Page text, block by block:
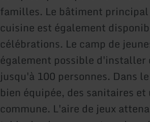
familles. Le bâtiment principal
cuisine est également
célébrations. Le camp de
également possible d'installer
jusqu'à 100 personnes. Dans
bien équipée, des sanitaires
commune. L'aire de jeux